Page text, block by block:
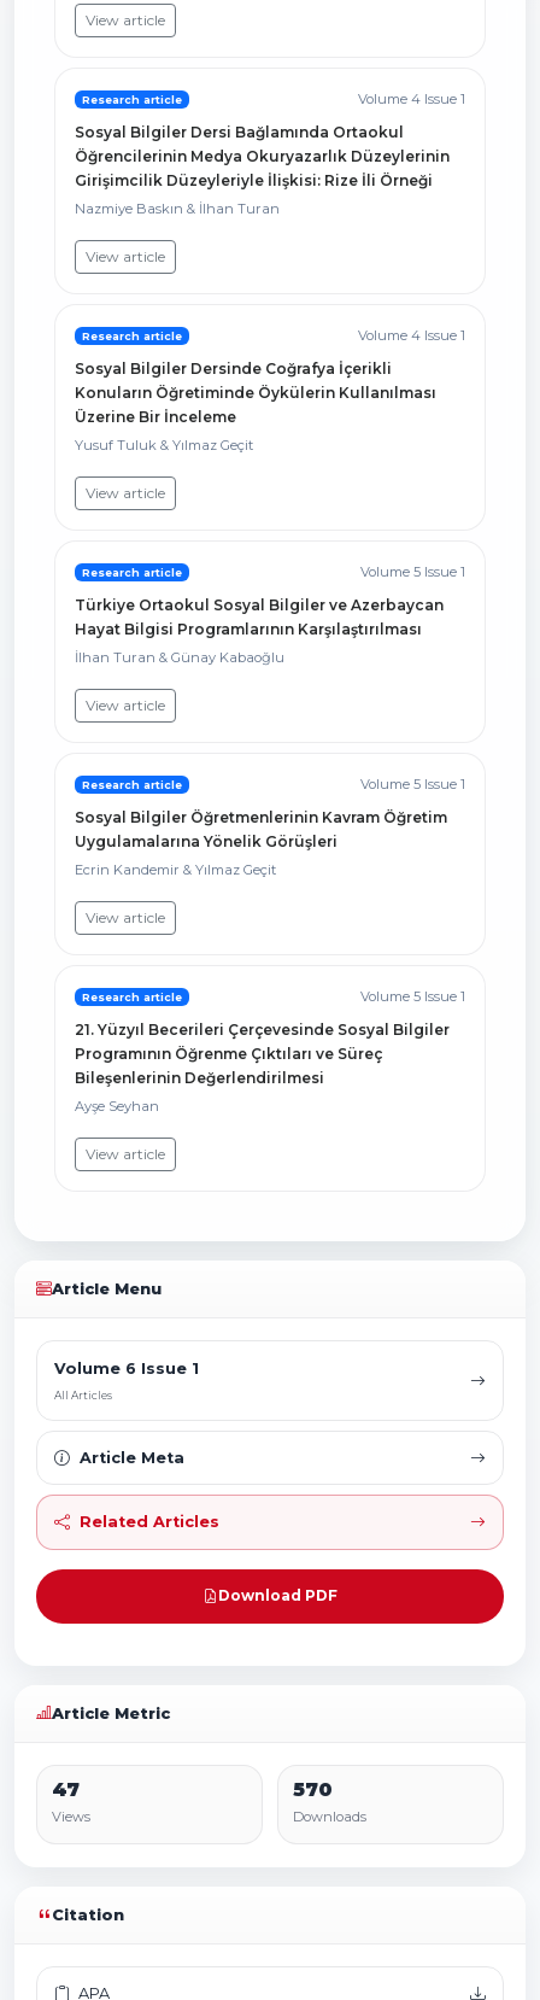
View article
Research article Volume 4 Issue 1
Sosyal Bilgiler Dersi Bağlamında Ortaokul
Öğrencilerinin Medya Okuryazarlık Düzeylerinin
Girişimcilik Düzeyleriyle İlişkisi: Rize İli Örneği
Nazmiye Baskın & İlhan Turan
View article
Research article Volume 4 Issue 1
Sosyal Bilgiler Dersinde Coğrafya İçerikli
Konuların Öğretiminde Öykülerin Kullanılması
Üzerine Bir İnceleme
Yusuf Tuluk & Yılmaz Geçit
View article
Research article Volume 5 Issue 1
Türkiye Ortaokul Sosyal Bilgiler ve Azerbaycan
Hayat Bilgisi Programlarının Karşılaştırılması
İlhan Turan & Günay Kabaoğlu
View article
Research article Volume 5 Issue 1
Sosyal Bilgiler Öğretmenlerinin Kavram Öğretim
Uygulamalarına Yönelik Görüşleri
Ecrin Kandemir & Yılmaz Geçit
View article
Research article Volume 5 Issue 1
21. Yüzyıl Becerileri Çerçevesinde Sosyal Bilgiler
Programının Öğrenme Çıktıları ve Süreç
Bileşenlerinin Değerlendirilmesi
Ayşe Seyhan
View article
Article Menu
Volume 6 Issue 1
All Articles
Article Meta
Related Articles
Download PDF
Article Metric
47
Views
570
Downloads
Citation
APA